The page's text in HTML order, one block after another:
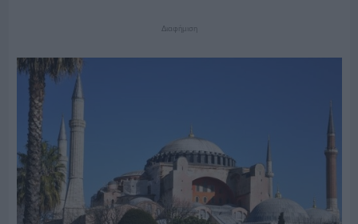
Διαφήμιση